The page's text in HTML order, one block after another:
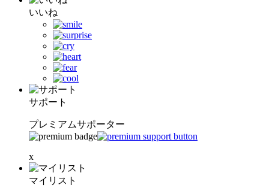
いいね
サポート
プレミアムサポーター
x
マイリスト